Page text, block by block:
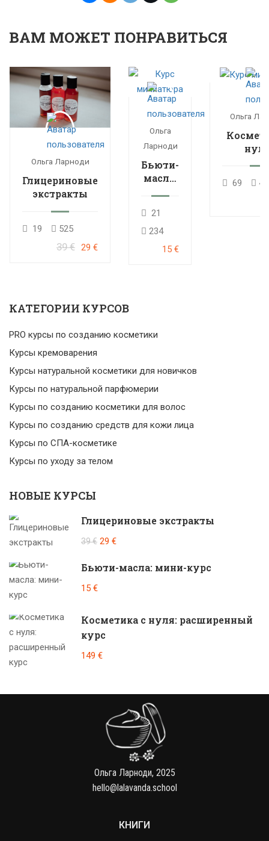
ВАМ МОЖЕТ ПОНРАВИТЬСЯ
Ольга Ларноди
Глицериновые
экстракты
19 525
39 € 29 €
Ольга
Ларноди
Бьюти-
масла:
21
234
15 €
Ольга
69
КАТЕГОРИИ КУРСОВ
PRO курсы по созданию косметики
Курсы кремоварения
Курсы натуральной косметики для новичков
Курсы по натуральной парфюмерии
Курсы по созданию косметики для волос
Курсы по созданию средств для кожи лица
Курсы по СПА-косметике
Курсы по уходу за телом
НОВЫЕ КУРСЫ
Глицериновые экстракты
39 € 29 €
Бьюти-масла: мини-курс
15 €
Косметика с нуля: расширенный
курс
149 €
Ольга Ларноди, 2025
hello@lalavanda.school
КНИГИ